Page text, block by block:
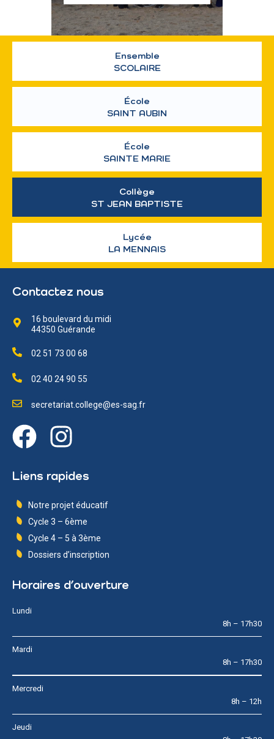
Ensemble
SCOLAIRE
École
SAINT AUBIN
École
SAINTE MARIE
Collège
ST JEAN BAPTISTE
Lycée
LA MENNAIS
Contactez nous
16 boulevard du midi
44350 Guérande
02 51 73 00 68
02 40 24 90 55
secretariat.college@es-sag.fr
Liens rapides
Notre projet éducatif
Cycle 3 – 6ème
Cycle 4 – 5 à 3ème
Dossiers d’inscription
Horaires d’ouverture
Lundi
8h – 17h30
Mardi
8h – 17h30
Mercredi
8h – 12h
Jeudi